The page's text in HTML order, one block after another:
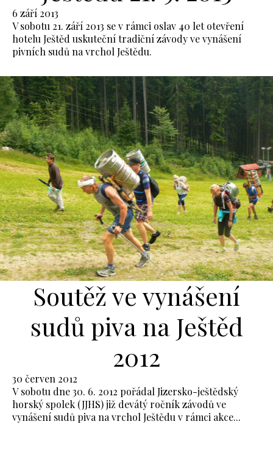
6 září 2013
V sobotu 21. září 2013 se v rámci oslav 40 let otevření
hotelu Ještěd uskuteční tradiční závody ve vynášení
pivních sudů na vrchol Ještědu.
Soutěž ve vynášení
sudů piva na Ještěd
2012
30 červen 2012
V sobotu dne 30. 6. 2012 pořádal Jizersko-ještědský
horský spolek (JJHS) již devátý ročník závodů ve
vynášení sudů piva na vrchol Ještědu v rámci akce...